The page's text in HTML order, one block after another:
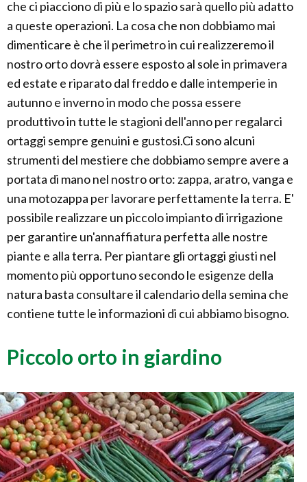
che ci piacciono di più e lo spazio sarà quello più adatto
a queste operazioni. La cosa che non dobbiamo mai
dimenticare è che il perimetro in cui realizzeremo il
nostro orto dovrà essere esposto al sole in primavera
ed estate e riparato dal freddo e dalle intemperie in
autunno e inverno in modo che possa essere
produttivo in tutte le stagioni dell'anno per regalarci
ortaggi sempre genuini e gustosi.Ci sono alcuni
strumenti del mestiere che dobbiamo sempre avere a
portata di mano nel nostro orto: zappa, aratro, vanga e
una motozappa per lavorare perfettamente la terra. E'
possibile realizzare un piccolo impianto di irrigazione
per garantire un'annaffiatura perfetta alle nostre
piante e alla terra. Per piantare gli ortaggi giusti nel
momento più opportuno secondo le esigenze della
natura basta consultare il calendario della semina che
contiene tutte le informazioni di cui abbiamo bisogno.
Piccolo orto in giardino